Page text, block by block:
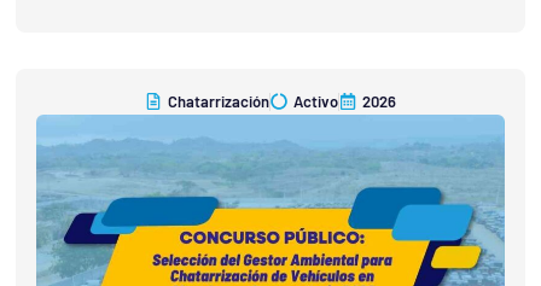
Chatarrización Activo 2026